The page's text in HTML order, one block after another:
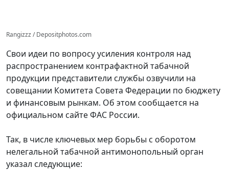
Rangizzz / Depositphotos.com
Свои идеи по вопросу усиления контроля над
распространением контрафактной табачной
продукции представители службы озвучили на
совещании Комитета Совета Федерации по бюджету
и финансовым рынкам. Об этом сообщается на
официальном сайте ФАС России.
Так, в числе ключевых мер борьбы с оборотом
нелегальной табачной антимонопольный орган
указал следующие: